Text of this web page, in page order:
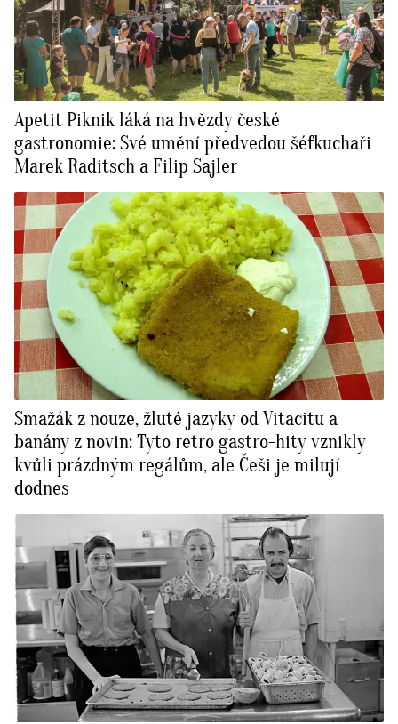
Apetit Piknik láká na hvězdy české
gastronomie: Své umění předvedou šéfkuchaři
Marek Raditsch a Filip Sajler
Smažák z nouze, žluté jazyky od Vitacitu a
banány z novin: Tyto retro gastro-hity vznikly
kvůli prázdným regálům, ale Češi je milují
dodnes